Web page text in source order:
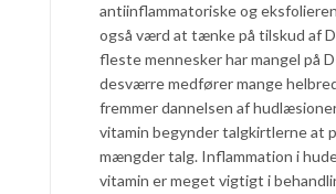
antiinflammatoriske og
også værd at tænke på tilskud af
fleste mennesker har mangel på
desværre medfører mange
fremmer dannelsen af
vitamin begynder talgkirtlerne at
mængder talg. Inflammation i
vitamin er meget vigtigt i